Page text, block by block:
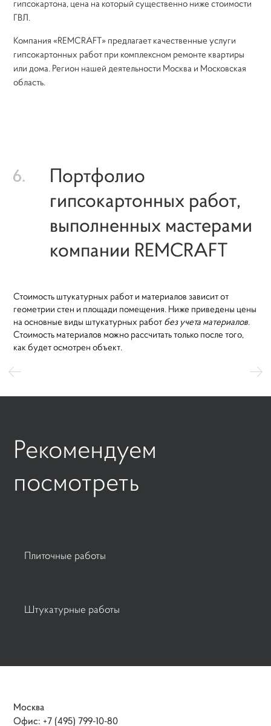
гипсокартона, цена на который существенно ниже стоимости
ГВЛ.
Компания «REMCRAFT» предлагает качественные услуги
гипсокартонных работ при комплексном ремонте квартиры
или дома. Регион нашей деятельности Москва и Московская
область.
6.
Портфолио
гипсокартонных работ,
выполненных мастерами
компании REMCRAFT
Стоимость штукатурных работ и материалов зависит от
геометрии стен и площади помещения. Ниже приведены цены
на основные виды штукатурных работ без учета материалов.
Стоимость материалов можно рассчитать только после того,
как будет осмотрен объект.
Рекомендуем
поcмотреть
Плиточные работы
Штукатурные работы
Москва
Офис: +7 (495) 799-10-80